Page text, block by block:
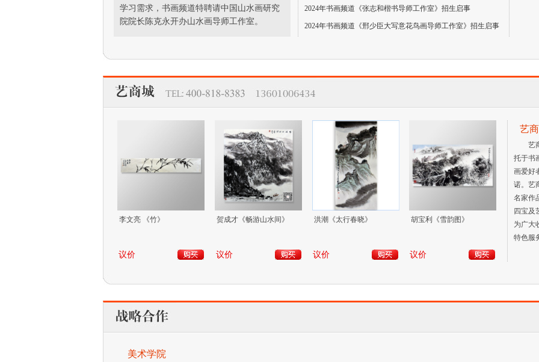
学习需求，书画频道特聘请中国山水画研究
院院长陈克永开办山水画导师工作室。
2024年书画频道《张志和楷书导师工作室》招生启事
2024年书画频道《邢少臣大写意花鸟画导师工作室》招生启事
李文亮 《竹》
议价
贺成才《畅游山水间》
议价
洪潮《太行春晓》
议价
胡宝利《雪韵图》
议价
艺
艺
托于书
画爱好
诺。艺
名家作
四宝及
为广大
特色服
美术学院